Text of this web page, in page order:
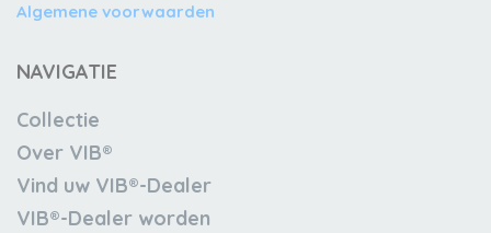
Algemene voorwaarden
NAVIGATIE
Collectie
Over VIB®
Vind uw VIB®-Dealer
VIB®-Dealer worden